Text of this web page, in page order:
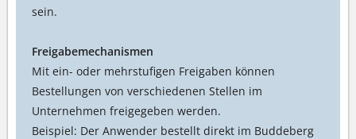
sein.
Freigabemechanismen
Mit ein- oder mehrstufigen Freigaben können
Bestellungen von verschiedenen Stellen im
Unternehmen freigegeben werden.
Beispiel: Der Anwender bestellt direkt im Buddeberg